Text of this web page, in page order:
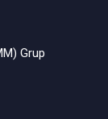
Grup